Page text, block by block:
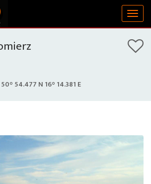
50° 54.477 N 16° 14.381 E